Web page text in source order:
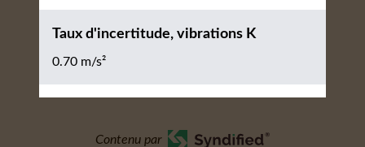
Taux d'incertitude, vibrations K
0.70 m/s²
Contenu par